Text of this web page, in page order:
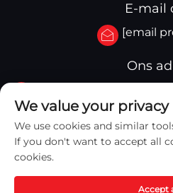
E-mail
[email
Ons
Qinghua
We value your privacy
We use cookies and similar
If you don't want to accept all
cookies.
Accept